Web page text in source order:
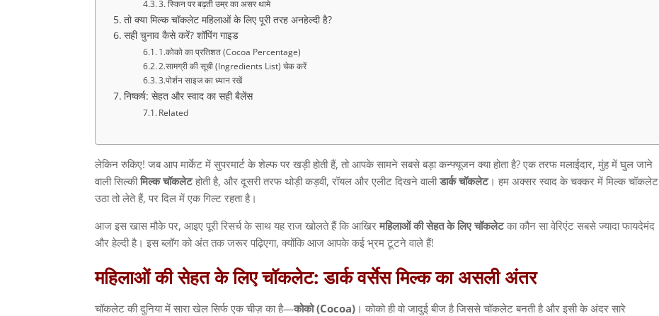
3. स्किन पर बढ़ती उम्र का असर थामे
तो क्या मिल्क चॉकलेट महिलाओं के लिए पूरी तरह अनहेल्दी है?
सही चुनाव कैसे करें? शॉपिंग गाइड
1.कोको का प्रतिशत (Cocoa Percentage)
2.सामग्री की सूची (Ingredients List) चेक करें
3.पोर्शन साइज का ध्यान रखें
निष्कर्ष: सेहत और स्वाद का सही बैलेंस
Related
लेकिन रुकिए!जब आप मार्केट में सुपरमार्ट के शेल्फ पर खड़ी होती हैं,तो आपके सामने सबसे बड़ा कन्फ्यूजन क्या होता है?एक तरफ मलाईदार,मुंह में घुल जाने
वाली सिल्कीमिल्क चॉकलेटहोती है,और दूसरी तरफ थोड़ी कड़वी,रॉयल और एलीट दिखने वालीडार्क चॉकलेट। हम अक्सर स्वाद के चक्कर में मिल्क चॉकलेट
उठा तो लेते हैं,पर दिल में एक गिल्ट रहता है।
आज इस खास मौके पर,आइए पूरी रिसर्च के साथ यह राज खोलते हैं कि आखिरमहिलाओं की सेहत के लिए चॉकलेटका कौन सा वेरिएंट सबसे ज्यादा फायदेमंद
और हेल्दी है। इस ब्लॉग को अंत तक जरूर पढ़िएगा,क्योंकि आज आपके कई भ्रम टूटने वाले हैं!
महिलाओंकीसेहतकेलिएचॉकलेट:डार्कवर्सेसमिल्ककाअसलीअंतर
चॉकलेट की दुनिया में सारा खेल सिर्फ एक चीज़ का है—कोको(Cocoa) । कोको ही वो जादुई बीज है जिससे चॉकलेट बनती है और इसी के अंदर सारे